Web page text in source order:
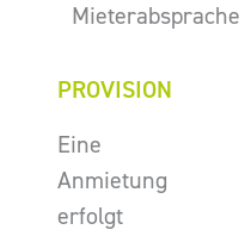
Mieterabsprache
PROVISION
Eine
Anmietung
erfolgt